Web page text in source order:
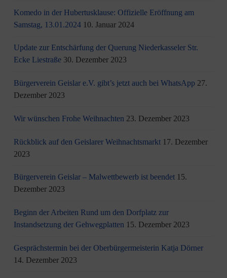
Komedo in der Hubertusklause: Offizielle Eröffnung am
Samstag, 13.01.2024 10. Januar 2024
Update zur Entschärfung der Querung Niederkasseler Str.
Ecke Liestraße 30. Dezember 2023
Bürgerverein Geislar e.V. gibt’s jetzt auch bei WhatsApp 27.
Dezember 2023
Wir wünschen Frohe Weihnachten 23. Dezember 2023
Rückblick auf den Geislarer Weihnachtsmarkt 17. Dezember
2023
Bürgerverein Geislar – Malwettbewerb ist beendet 15.
Dezember 2023
Beginn der Arbeiten Rund um den Dorfplatz zur
Instandsetzung der Gehwegplatten 15. Dezember 2023
Gesprächstermin bei der Oberbürgermeisterin Katja Dörner
14. Dezember 2023